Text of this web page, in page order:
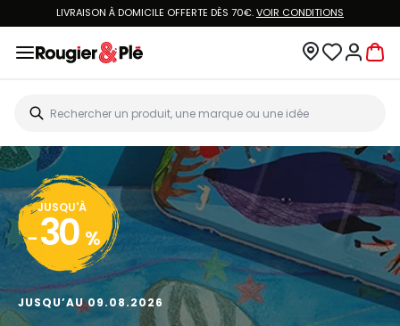
LIVRAISON À DOMICILE OFFERTE DÈS 70€.VOIR CONDITIONS
JUSQU'À
- 30 %
JUSQU’AU 09.08.2026